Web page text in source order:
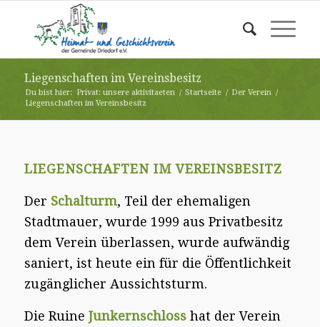
Liegenschaften im Vereinsbesitz
Du bist hier: Privat: unsere aktivitaeten / Startseite / Der Verein /
Liegenschaften im Vereinsbesitz
LIEGENSCHAFTEN IM VEREINSBESITZ
Der Schalturm, Teil der ehemaligen
Stadtmauer, wurde 1999 aus Privatbesitz
dem Verein überlassen, wurde aufwändig
saniert, ist heute ein für die Öffentlichkeit
zugänglicher Aussichtsturm.
Die Ruine Junkernschlosshat der Verein